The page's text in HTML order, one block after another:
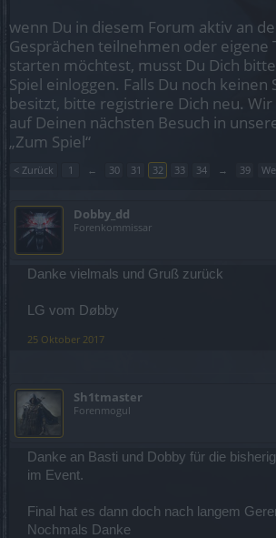
wenn Du in diesem Forum aktiv an
Gesprächen teilnehmen oder eigene
starten möchtest, musst Du Dich
Spiel einloggen. Falls Du noch keinen
besitzt, bitte registriere Dich neu.
auf Deinen nächsten Besuch in
„Zum Spiel“
< Zurück 1 ← 30 31 32 33 34 → 39
Dobby_dd
Forenkommissar
Danke vielmals und Gruß zurück
LG vom Døbby
25 Oktober 2017
Sh1tmaster
Forenmogul
Danke an Basti und Dobby für die
im Event.
Final hat es dann doch nach langem
Nochmals Danke